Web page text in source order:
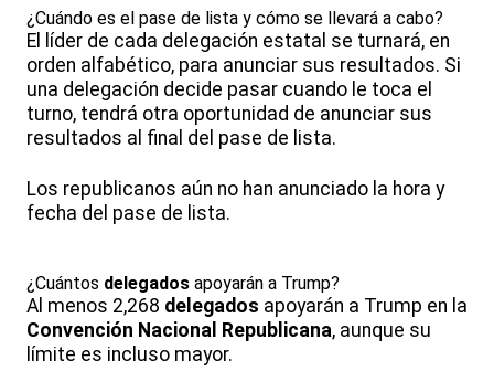
¿Cuándo es el pase de lista y cómo se llevará a cabo?
El líder de cada delegación estatal se turnará, en
orden alfabético, para anunciar sus resultados. Si
una delegación decide pasar cuando le toca el
turno, tendrá otra oportunidad de anunciar sus
resultados al final del pase de lista.
Los republicanos aún no han anunciado la hora y
fecha del pase de lista.
¿Cuántos delegados apoyarán a Trump?
Al menos 2,268 delegados apoyarán a Trump en la
Convención Nacional Republicana, aunque su
límite es incluso mayor.